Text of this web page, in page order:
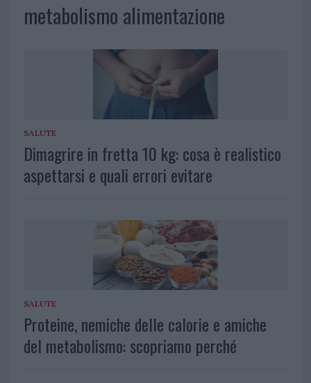
metabolismo alimentazione
SALUTE
Dimagrire in fretta 10 kg: cosa è realistico
aspettarsi e quali errori evitare
SALUTE
Proteine, nemiche delle calorie e amiche
del metabolismo: scopriamo perché